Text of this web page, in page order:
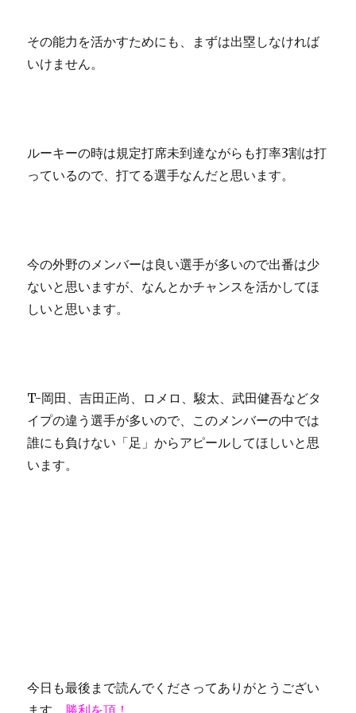
その能力を活かすためにも、まずは出塁しなければ
いけません。
ルーキーの時は規定打席未到達ながらも打率3割は打
っているので、打てる選手なんだと思います。
今の外野のメンバーは良い選手が多いので出番は少
ないと思いますが、なんとかチャンスを活かしてほ
しいと思います。
T-岡田、吉田正尚、ロメロ、駿太、武田健吾などタ
イプの違う選手が多いので、このメンバーの中では
誰にも負けない「足」からアピールしてほしいと思
います。
今日も最後まで読んでくださってありがとうござい